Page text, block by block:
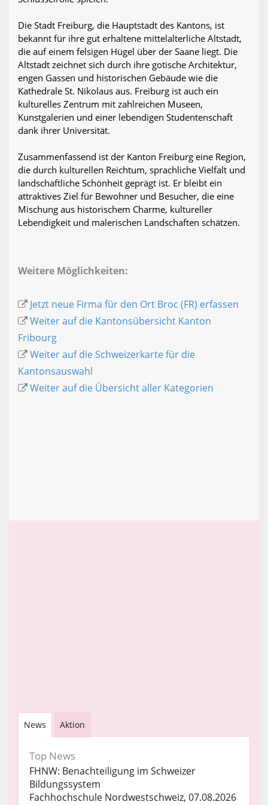
Die Stadt Freiburg, die Hauptstadt des Kantons, ist
bekannt für ihre gut erhaltene mittelalterliche Altstadt,
die auf einem felsigen Hügel über der Saane liegt. Die
Altstadt zeichnet sich durch ihre gotische Architektur,
engen Gassen und historischen Gebäude wie die
Kathedrale St. Nikolaus aus. Freiburg ist auch ein
kulturelles Zentrum mit zahlreichen Museen,
Kunstgalerien und einer lebendigen Studentenschaft
dank ihrer Universität.
Zusammenfassend ist der Kanton Freiburg eine Region,
die durch kulturellen Reichtum, sprachliche Vielfalt und
landschaftliche Schönheit geprägt ist. Er bleibt ein
attraktives Ziel für Bewohner und Besucher, die eine
Mischung aus historischem Charme, kultureller
Lebendigkeit und malerischen Landschaften schätzen.
Weitere Möglichkeiten:
Jetzt neue Firma für den Ort Broc (FR) erfassen
Weiter auf die Kantonsübersicht Kanton
Fribourg
Weiter auf die Schweizerkarte für die
Kantonsauswahl
Weiter auf die Übersicht aller Kategorien
News Aktion
Top News
FHNW: Benachteiligung im Schweizer
Bildungssystem
Fachhochschule Nordwestschweiz, 07.08.2026